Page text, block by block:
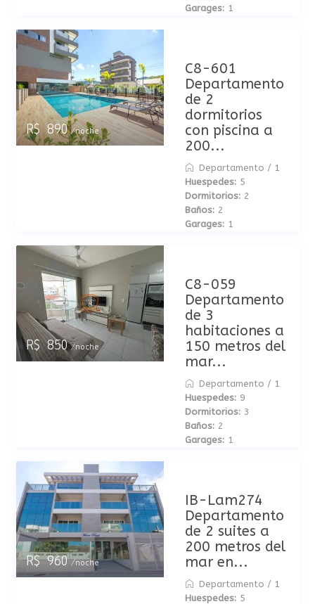
Garages: 1
R$ 890/noche
C8-601
Departamento
de 2
dormitorios
con piscina a
200...
Departamento / 1
Huespedes: 5
Dormitorios: 2
Baños: 2
Garages: 1
R$ 850/noche
C8-059
Departamento
de 3
habitaciones a
150 metros del
mar...
Departamento / 1
Huespedes: 9
Dormitorios: 3
Baños: 2
Garages: 1
R$ 960/noche
IB-Lam274
Departamento
de 2 suites a
200 metros del
mar en...
Departamento / 1
Huespedes: 5